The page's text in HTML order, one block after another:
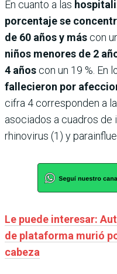
En cuanto a las
porcentaje se
de 60 años y más con
niños menores de 2
4 años con un 19 %. En
fallecieron por
cifra 4 corresponden a
asociados a cuadros de
rhinovirus (1) y
Le puede interesar:
de plataforma murió
cabeza